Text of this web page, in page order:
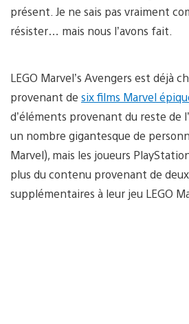
présent. Je ne sais pas vraiment
résister… mais nous l’avons fait.
LEGO Marvel’s Avengers est déjà
provenant de six films Marvel
d’éléments provenant du reste de
un nombre gigantesque de
Marvel), mais les joueurs
plus du contenu provenant de
supplémentaires à leur jeu LEGO